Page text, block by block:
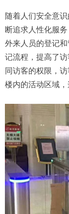
随着人们安全意
断追求人性化服
外来人员的登记
记流程，提高了
同访客的权限，
楼内的活动区域